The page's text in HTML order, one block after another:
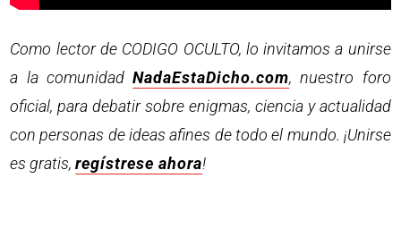
Como lector de CODIGO OCULTO, lo invitamos a unirse
a la comunidadNadaEstaDicho.com, nuestro foro
oficial, para debatir sobre enigmas, ciencia y actualidad
con personas de ideas afines de todo el mundo. ¡Unirse
es gratis,regístrese ahora!